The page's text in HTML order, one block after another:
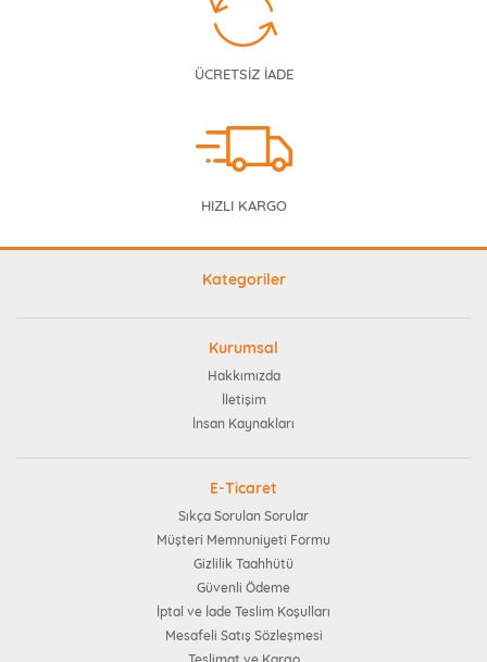
ÜCRETSİZ İADE
HIZLI KARGO
Kategoriler
Kurumsal
Hakkımızda
İletişim
İnsan Kaynakları
E-Ticaret
Sıkça Sorulan Sorular
Müşteri Memnuniyeti Formu
Gizlilik Taahhütü
Güvenli Ödeme
İptal ve İade Teslim Koşulları
Mesafeli Satış Sözleşmesi